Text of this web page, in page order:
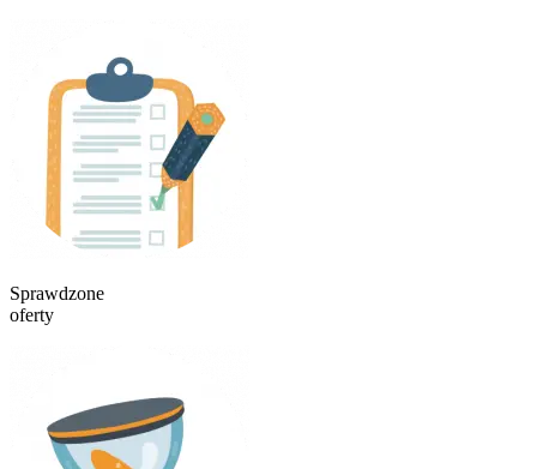
Sprawdzone
oferty